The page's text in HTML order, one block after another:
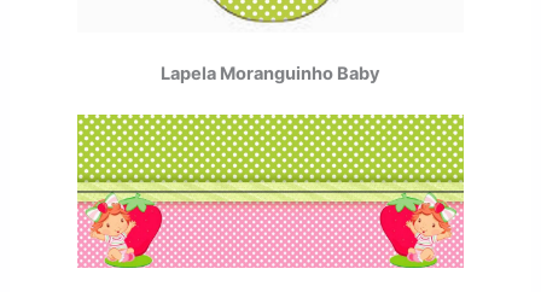
Lapela Moranguinho Baby